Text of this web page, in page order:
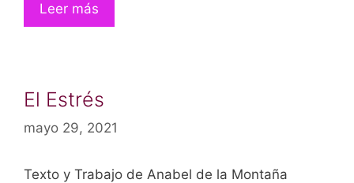
Leer más
El Estrés
mayo 29, 2021
Texto y Trabajo de Anabel de la Montaña